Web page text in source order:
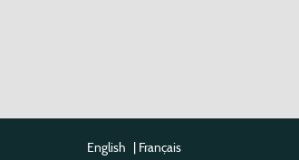
English | Français